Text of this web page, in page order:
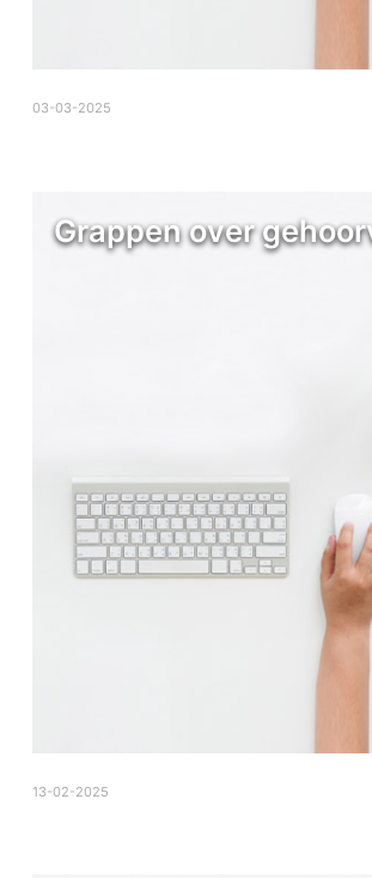
03-03-2025
Grappen over
13-02-2025